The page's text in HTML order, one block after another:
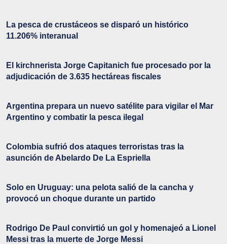
La pesca de crustáceos se disparó un histórico
11.206% interanual
El kirchnerista Jorge Capitanich fue procesado por la
adjudicación de 3.635 hectáreas fiscales
Argentina prepara un nuevo satélite para vigilar el Mar
Argentino y combatir la pesca ilegal
Colombia sufrió dos ataques terroristas tras la
asunción de Abelardo De La Espriella
Solo en Uruguay: una pelota salió de la cancha y
provocó un choque durante un partido
Rodrigo De Paul convirtió un gol y homenajeó a Lionel
Messi tras la muerte de Jorge Messi